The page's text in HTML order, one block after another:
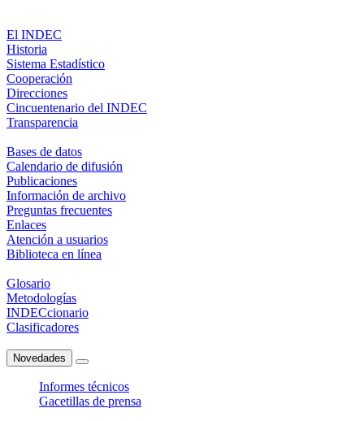
El INDEC
Historia
Sistema Estadístico
Cooperación
Direcciones
Cincuentenario del INDEC
Transparencia
Bases de datos
Calendario de difusión
Publicaciones
Información de archivo
Preguntas frecuentes
Enlaces
Atención a usuarios
Biblioteca en línea
Glosario
Metodologías
INDECcionario
Clasificadores
Novedades
Informes técnicos
Gacetillas de prensa